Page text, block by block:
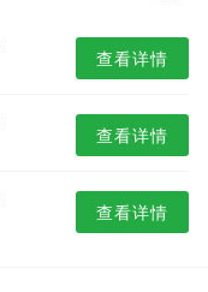
查看详情
查看详情
查看详情